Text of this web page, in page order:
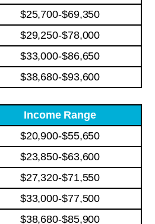
$25,700-$69,350
$29,250-$78,000
$33,000-$86,650
$38,680-$93,600
Income Range
$20,900-$55,650
$23,850-$63,600
$27,320-$71,550
$33,000-$77,500
$38,680-$85,900